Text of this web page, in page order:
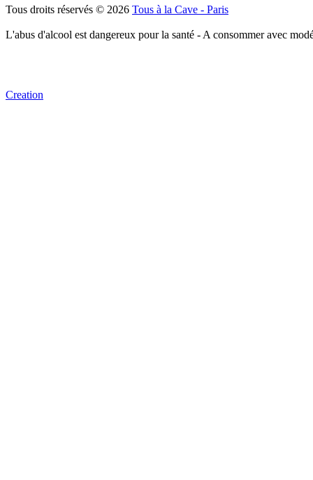
Tous droits réservés © 2026 Tous à la Cave - Paris
L'abus d'alcool est dangereux pour la santé - A consommer avec
Creation